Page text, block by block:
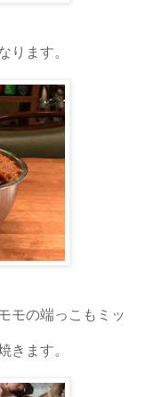
ります。
モの端っこもミッ
きます。